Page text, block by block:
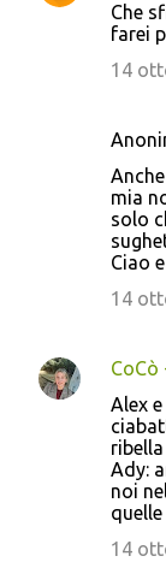
Che
farei
14
mia
solo
Ciao
14
CoCò
Alex
ribella
Ady:
noi
14